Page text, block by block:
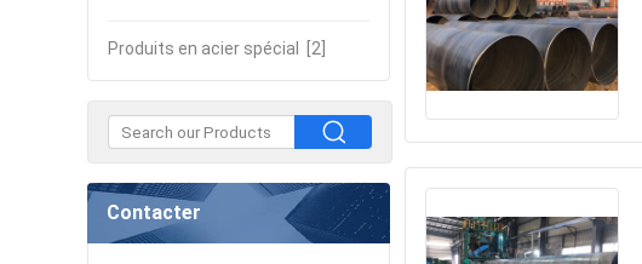
Produits en acier spécial [2]
Contacter